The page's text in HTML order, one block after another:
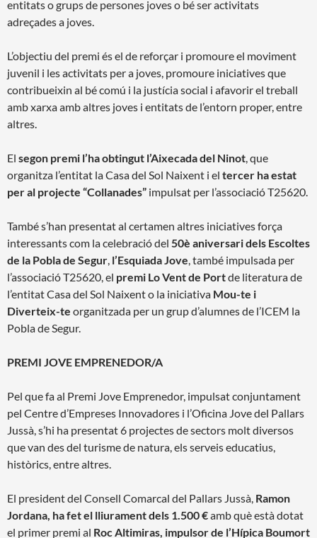
entitats o grups de persones joves o bé ser activitats
adreçades a joves.
L’objectiu del premi és el de reforçar i promoure el moviment
juvenil i les activitats per a joves, promoure iniciatives que
contribueixin al bé comú i la justícia social i afavorir el treball
amb xarxa amb altres joves i entitats de l’entorn proper, entre
altres.
El segon premi l’ha obtingut l’Aixecada del Ninot, que
organitza l’entitat la Casa del Sol Naixent i el tercer ha estat
per al projecte “Collanades” impulsat per l’associació T25620.
També s’han presentat al certamen altres iniciatives força
interessants com la celebració del 50è aniversari dels Escoltes
de la Pobla de Segur, l’Esquiada Jove, també impulsada per
l’associació T25620, el premi Lo Vent de Portde literatura de
l’entitat Casa del Sol Naixent o la iniciativa Mou-te i
Diverteix-te organitzada per un grup d’alumnes de l’ICEM la
Pobla de Segur.
PREMI JOVE EMPRENEDOR/A
Pel que fa al Premi Jove Emprenedor, impulsat conjuntament
pel Centre d’Empreses Innovadores i l’Oficina Jove del Pallars
Jussà, s’hi ha presentat 6 projectes de sectors molt diversos
que van des del turisme de natura, els serveis educatius,
històrics, entre altres.
El president del Consell Comarcal del Pallars Jussà, Ramon
Jordana, ha fet el lliurament dels 1.500 €amb què està dotat
el primer premi al Roc Altimiras, impulsor de l’Hípica Boumort